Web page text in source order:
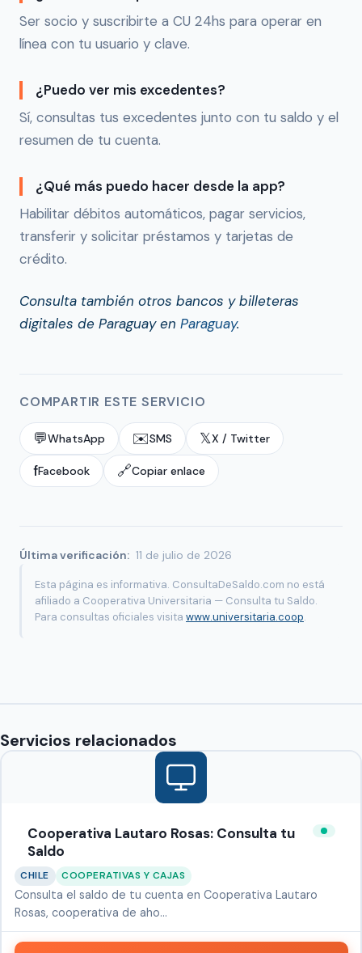
Ser socio y suscribirte a CU 24hs para operar en
línea con tu usuario y clave.
¿Puedo ver mis excedentes?
Sí, consultas tus excedentes junto con tu saldo y el
resumen de tu cuenta.
¿Qué más puedo hacer desde la app?
Habilitar débitos automáticos, pagar servicios,
transferir y solicitar préstamos y tarjetas de
crédito.
Consulta también otros bancos y billeteras
digitales de Paraguay en Paraguay.
COMPARTIR ESTE SERVICIO
💬WhatsApp ✉️SMS 𝕏X / Twitter
fFacebook 🔗Copiar enlace
Última verificación: 11 de julio de 2026
Esta página es informativa. ConsultaDeSaldo.com no está
afiliado a Cooperativa Universitaria — Consulta tu Saldo.
Para consultas oficiales visita www.universitaria.coop.
Servicios relacionados
Cooperativa Lautaro Rosas: Consulta tu
Saldo
CHILE COOPERATIVAS Y CAJAS
Consulta el saldo de tu cuenta en Cooperativa Lautaro
Rosas, cooperativa de aho…